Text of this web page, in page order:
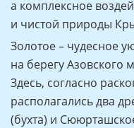
а комплексное
и чистой природы
Золотое – чудесное
на берегу Азовского
Здесь, согласно
располагались два
(бухта) и